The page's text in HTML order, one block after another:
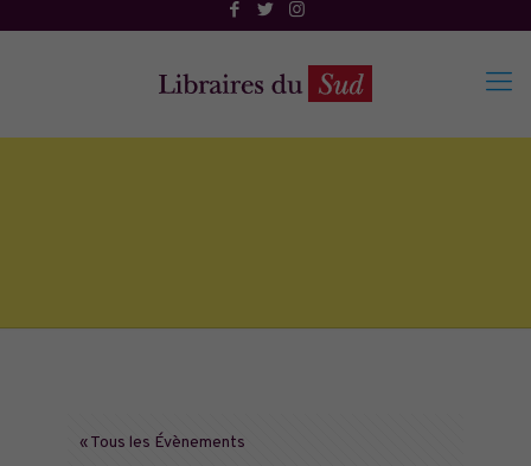
« Tous les Évènements